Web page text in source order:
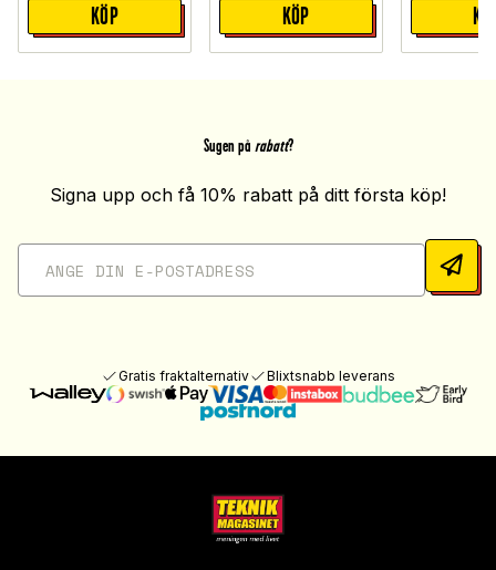
KÖP KÖP
Sugen på rabatt?
Signa upp och få 10% rabatt på ditt första köp!
Gratis fraktalternativ Blixtsnabb leverans